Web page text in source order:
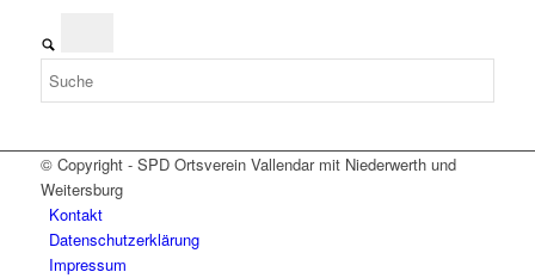
© Copyright - SPD Ortsverein Vallendar mit Niederwerth und
Weitersburg
Kontakt
Datenschutzerklärung
Impressum